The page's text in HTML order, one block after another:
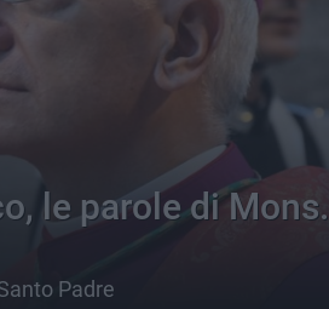
le parole di Mons.
Padre